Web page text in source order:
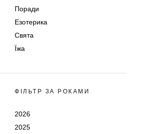
Поради
Езотерика
Свята
Їжа
ФІЛЬТР ЗА РОКАМИ
2026
2025